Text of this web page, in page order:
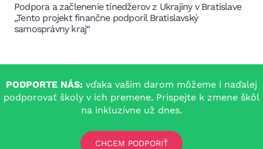
Podpora a začlenenie tínedžerov z Ukrajiny v Bratislave
„Tento projekt finančne podporil Bratislavský
samosprávny kraj“
PODPORTE NÁS: vďaka vašim darom môžeme i naďalej
podporovať školy v ich premene. Prispejte k zmene škôl
na inkluzívne už dnes.
CHCEM PODPORIŤ